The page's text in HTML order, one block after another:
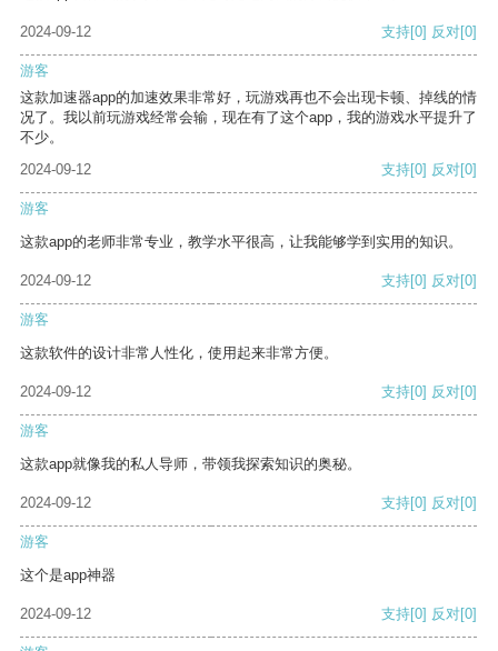
2024-09-12 支持[0] 反对[0]
游客
这款加速器app的加速效果非常好，玩游戏再也不会出现卡顿、掉线的情
况了。我以前玩游戏经常会输，现在有了这个app，我的游戏水平提升了
不少。
2024-09-12
支持[0] 反对[0]
游客
这款app的老师非常专业，教学水平很高，让我能够学到实用的知识。
2024-09-12 支持[0] 反对[0]
游客
这款软件的设计非常人性化，使用起来非常方便。
2024-09-12 支持[0] 反对[0]
游客
这款app就像我的私人导师，带领我探索知识的奥秘。
2024-09-12 支持[0] 反对[0]
游客
这个是app神器
2024-09-12 支持[0] 反对[0]